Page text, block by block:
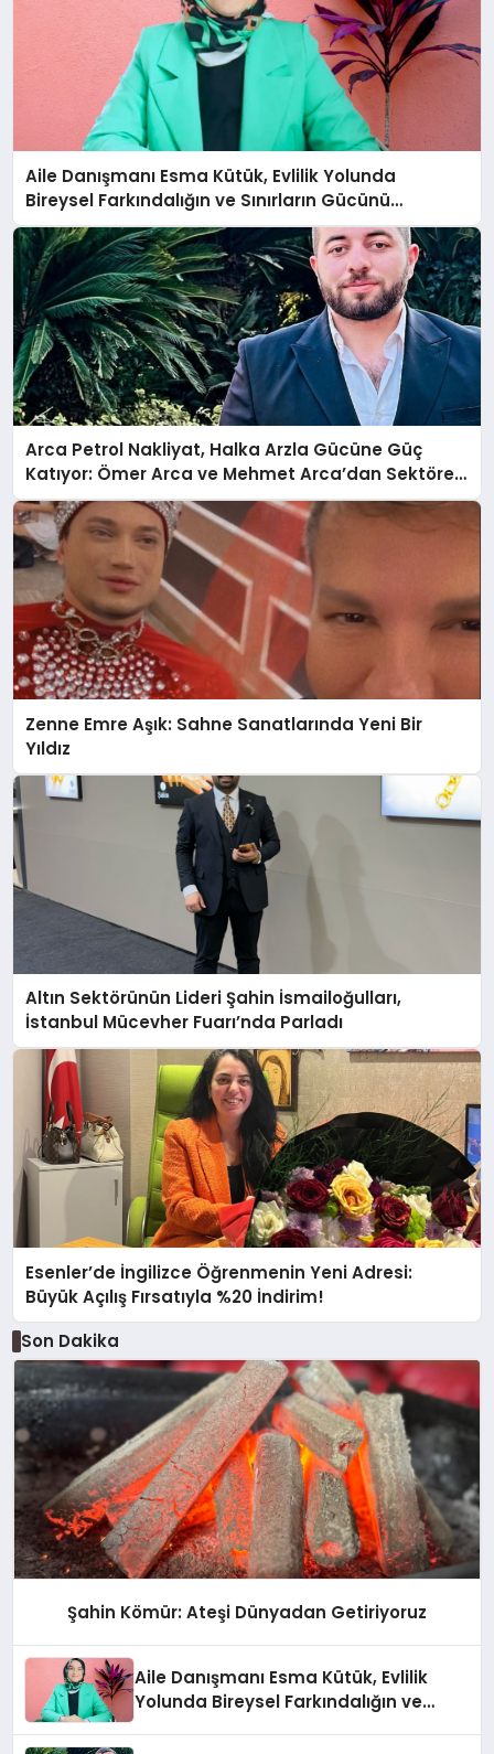
Aile Danışmanı Esma Kütük, Evlilik Yolunda
Bireysel Farkındalığın ve Sınırların Gücünü
Anlatıyor
Arca Petrol Nakliyat, Halka Arzla Gücüne Güç
Katıyor: Ömer Arca ve Mehmet Arca’dan Sektöre
Güçlü Yatırım
Zenne Emre Aşık: Sahne Sanatlarında Yeni Bir
Yıldız
Altın Sektörünün Lideri Şahin İsmailoğulları,
İstanbul Mücevher Fuarı’nda Parladı ￼
Esenler’de İngilizce Öğrenmenin Yeni Adresi:
Büyük Açılış Fırsatıyla %20 İndirim!
Son Dakika
Şahin Kömür: Ateşi Dünyadan Getiriyoruz
Aile Danışmanı Esma Kütük, Evlilik
Yolunda Bireysel Farkındalığın ve